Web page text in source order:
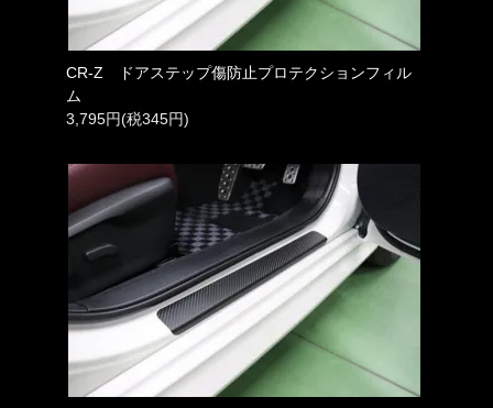
CR-Z ドアステップ傷防止プロテクションフィル
ム
3,795円(税345円)